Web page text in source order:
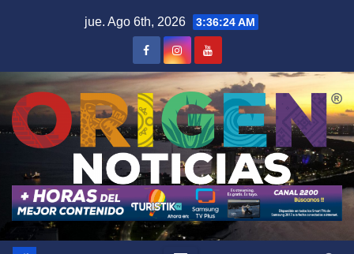
jue. Ago 6th, 2026 3:36:25 AM